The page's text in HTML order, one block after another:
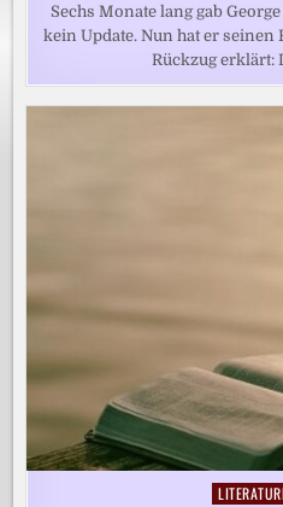
Sechs Monate lang gab
kein Update. Nun hat er
Rückzug erklärt:
Posted